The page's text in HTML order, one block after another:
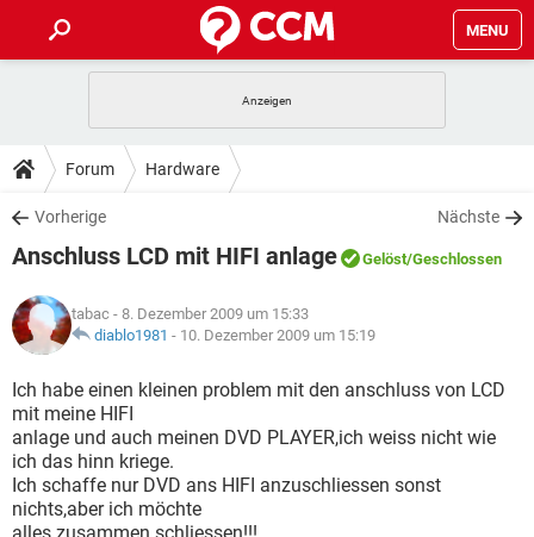
MENU
ANDROID
WINDOWS 10
WHATSAPP TIKTOK
FACEBOOK
TIPPS & TRICKS
SPIELE
WHATSAPP TIKTOK
FACEBOOK
DOWNLOADS
SPIELE STREAMING
ANDROID
WINDOWS 10 INSTAGRAM
WHATSAPP TIKTOK
FACEBOOK
SPIELE STREAMING
ANDROID
WINDOWS 10 INSTAGRAM
WHATSAPP TIKTOK
FACEBOOK HARDWARE
LEXIKON
SPIELE STREAMING
ANDROID
WINDOWS 10
WHATSAPP
Forum Hardware
Vorherige Nächste
Anschluss LCD mit HIFI anlage Gelöst/Geschlossen
tabac - 8. Dezember 2009 um 15:33
diablo1981 - 10. Dezember 2009 um 15:19
Ich habe einen kleinen problem mit den anschluss von LCD
mit meine HIFI
anlage und auch meinen DVD PLAYER,ich weiss nicht wie
ich das hinn kriege.
Ich schaffe nur DVD ans HIFI anzuschliessen sonst
nichts,aber ich möchte